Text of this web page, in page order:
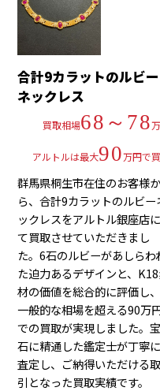
合計9カラットのルビー
ネックレス
買取相場68～78
アルトルは最大90万円で
群馬県桐生市在住のお客様か
ら、合計9カラットのルビー
ックレスをアルトル銀座店に
て買取させていただきまし
た。6石のルビーがあしらわ
た迫力あるデザインと、
材の価値を総合的に評価し、
一般的な相場を超える90万
での買取が実現しました。宝
石に精通した鑑定士が丁寧に
査定し、ご納得いただける取
引となった買取実績です。